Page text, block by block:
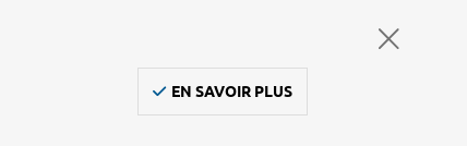
EN SAVOIR PLUS